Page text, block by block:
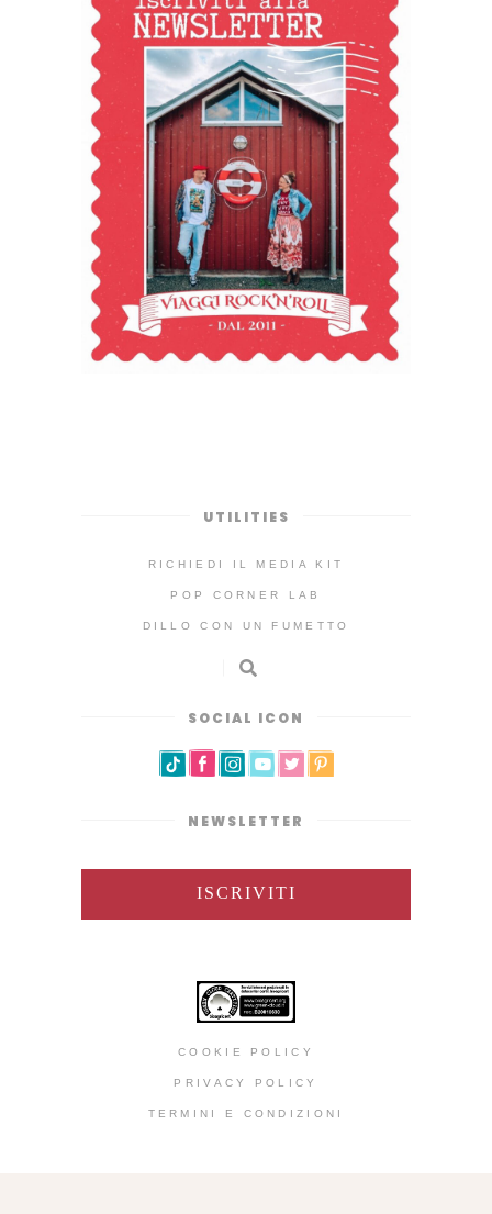
UTILITIES
RICHIEDI IL MEDIA KIT
POP CORNER LAB
DILLO CON UN FUMETTO
SOCIAL ICON
NEWSLETTER
ISCRIVITI
COOKIE POLICY
PRIVACY POLICY
TERMINI E CONDIZIONI